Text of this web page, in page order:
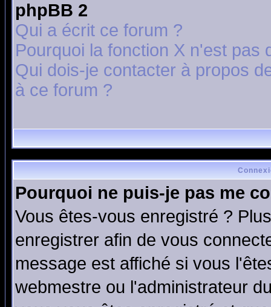
phpBB 2
Qui a écrit ce forum ?
Pourquoi la fonction X n'est pas
Qui dois-je contacter à propos
à ce forum ?
Pourquoi ne puis-je pas me
Vous êtes-vous enregistré ?
enregistrer afin de vous
message est affiché si vous
webmestre ou l'administrateur